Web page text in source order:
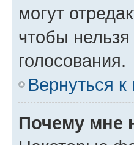
могут
чтобы
голосования.
Вернуться к
Почему мне